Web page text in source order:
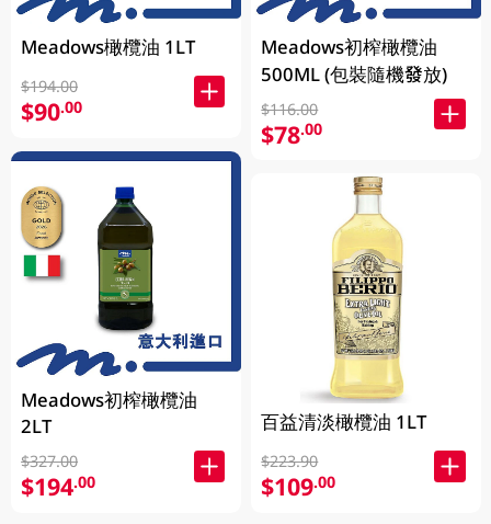
Meadows橄欖油 1LT
$194.00
$90.00
Meadows初榨橄欖油
2LT
$327.00
$194.00
Meadows初榨橄欖油
500ML (包裝隨機發放)
$116.00
$78.00
百益清淡橄欖油 1LT
$223.90
$109.00